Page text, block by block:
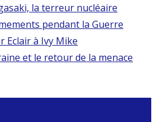
la terreur nucléaire
pendant la Guerre
Eclair à Ivy Mike
et le retour de la menace